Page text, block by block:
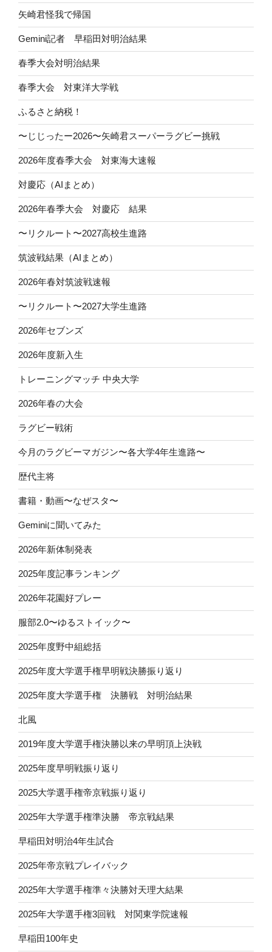
矢崎君怪我で帰国
Gemini記者 早稲田対明治結果
春季大会対明治結果
春季大会 対東洋大学戦
ふるさと納税！
〜じじったー2026〜矢崎君スーパーラグビー挑戦
2026年度春季大会 対東海大速報
対慶応（AIまとめ）
2026年春季大会 対慶応 結果
〜リクルート〜2027高校生進路
筑波戦結果（AIまとめ）
2026年春対筑波戦速報
〜リクルート〜2027大学生進路
2026年セブンズ
2026年度新入生
トレーニングマッチ 中央大学
2026年春の大会
ラグビー戦術
今月のラグビーマガジン〜各大学4年生進路〜
歴代主将
書籍・動画〜なぜスタ〜
Geminiに聞いてみた
2026年新体制発表
2025年度記事ランキング
2026年花園好プレー
服部2.0〜ゆるストイック〜
2025年度野中組総括
2025年度大学選手権早明戦決勝振り返り
2025年度大学選手権 決勝戦 対明治結果
北風
2019年度大学選手権決勝以来の早明頂上決戦
2025年度早明戦振り返り
2025大学選手権帝京戦振り返り
2025年大学選手権準決勝 帝京戦結果
早稲田対明治4年生試合
2025年帝京戦プレイバック
2025年大学選手権準々決勝対天理大結果
2025年大学選手権3回戦 対関東学院速報
早稲田100年史